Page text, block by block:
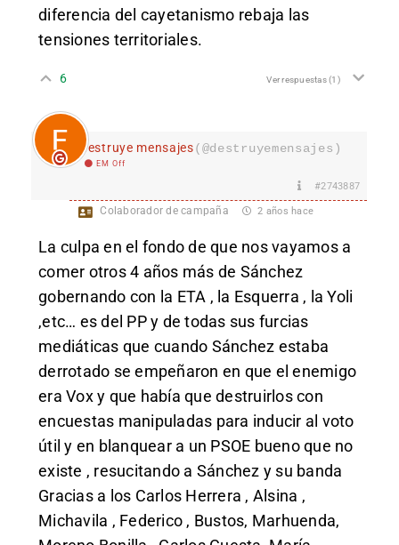
diferencia del cayetanismo rebaja las
tensiones territoriales.
6 Ver respuestas(1)
destruye mensajes(@destruyemensajes)
EM Off
#2743887
Colaborador de campaña 2 años hace
La culpa en el fondo de que nos vayamos a
comer otros 4 años más de Sánchez
gobernando con la ETA , la Esquerra , la Yoli
,etc… es del PP y de todas sus furcias
mediáticas que cuando Sánchez estaba
derrotado se empeñaron en que el enemigo
era Vox y que había que destruirlos con
encuestas manipuladas para inducir al voto
útil y en blanquear a un PSOE bueno que no
existe , resucitando a Sánchez y su banda
Gracias a los Carlos Herrera , Alsina ,
Michavila , Federico , Bustos, Marhuenda,